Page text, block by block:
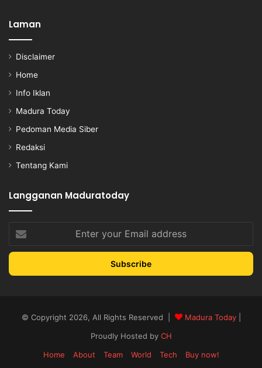
Laman
Disclaimer
Home
Info Iklan
Madura Today
Pedoman Media Siber
Redaksi
Tentang Kami
Langganan Maduratoday
Enter
your
Email
© Copyright 2026, All Rights Reserved | Madura Today
Proudly Hosted by CH
Home
About Team World Tech Buy now!